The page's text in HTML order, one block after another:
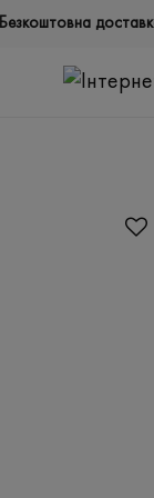
Безкоштовна